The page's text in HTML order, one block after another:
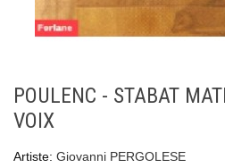
POULENC - STABAT
VOIX
Artiste: Giovanni PERGOLESE